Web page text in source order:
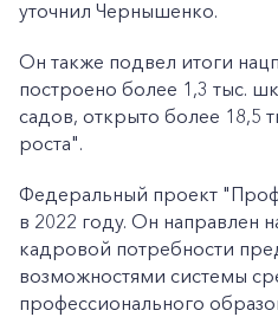
уточнил Чернышенко.
Он также подвел итоги
построено более 1,3 тыс.
садов, открыто более 18,5
роста".
Федеральный проект
в 2022 году. Он направлен
кадровой потребности
возможностями системы
профессионального